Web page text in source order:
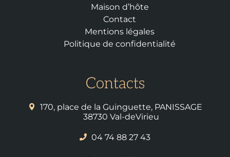
Maison d’hôte
Contact
Mentions légales
Politique de confidentialité
Contacts
170, place de la Guinguette, PANISSAGE
38730 Val-deVirieu
04 74 88 27 43